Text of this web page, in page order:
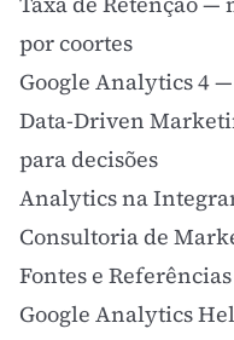
por coortes
Google Analytics 4—
Data-Driven
para decisões
Analytics na
Consultoria de
Fontes e
Google Analytics